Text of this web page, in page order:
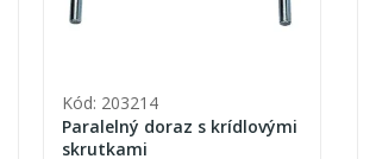
Kód: 203214
Paralelný doraz s krídlovými
skrutkami